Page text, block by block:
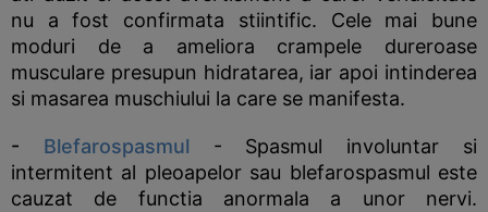
nu a fost confirmata stiintific. Cele mai bune
moduri de a ameliora crampele dureroase
musculare presupun hidratarea, iar apoi intinderea
si masarea muschiului la care se manifesta.
- Blefarospasmul - Spasmul involuntar si
intermitent al pleoapelor sau blefarospasmul este
cauzat de functia anormala a unor nervi.